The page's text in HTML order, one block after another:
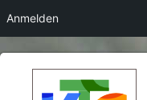
Anmelden